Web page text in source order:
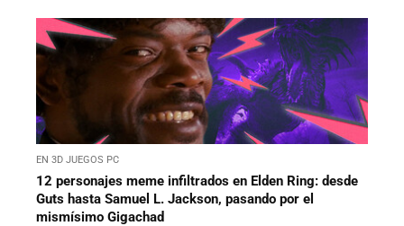
EN 3D JUEGOS PC
12 personajes meme infiltrados en Elden Ring: desde
Guts hasta Samuel L. Jackson, pasando por el
mismísimo Gigachad